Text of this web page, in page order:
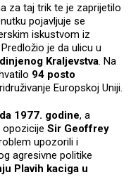
za taj trik te je zaprijetilo
pojavljuje se
iskustvom iz
Predložio je da ulicu u
Kraljevstva. Na
94 posto
Europskoj Uniji.
1977. godine, a
opozicije Sir Geoffrey
upozorili i
agresivne politike
Plavih kaciga u